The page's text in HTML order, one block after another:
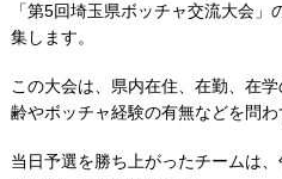
「第5回埼玉県ボッチャ交流大会
集します。
この大会は、県内在住、在勤、在
齢やボッチャ経験の有無などを問わ
当日予選を勝ち上がったチームは